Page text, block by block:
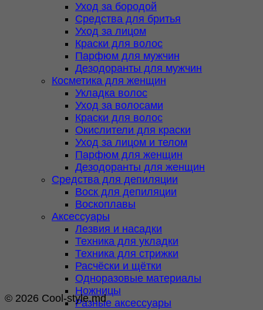
Уход за бородой
Средства для бритья
Уход за лицом
Краски для волос
Парфюм для мужчин
Дезодоранты для мужчин
Косметика для женщин
Укладка волос
Уход за волосами
Краски для волос
Окислители для краски
Уход за лицом и телом
Парфюм для женщин
Дезодоранты для женщин
Средства для депиляции
Воск для депиляции
Воскоплавы
Аксессуары
Лезвия и насадки
Техника для укладки
Техника для стрижки
Расчёски и щётки
Одноразовые материалы
Ножницы
Разные аксессуары
© 2026 Cool-style.md